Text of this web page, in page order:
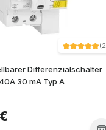
(2
Differenzialschalter
30 mA Typ A